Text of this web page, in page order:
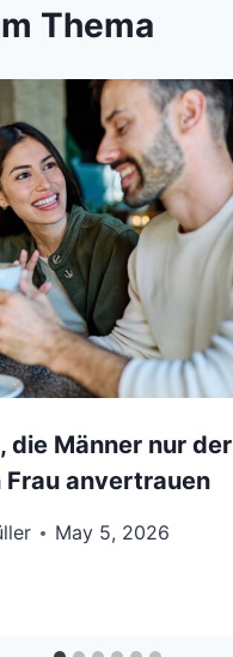
Thema
die Männer nur der
anvertrauen
May 5, 2026